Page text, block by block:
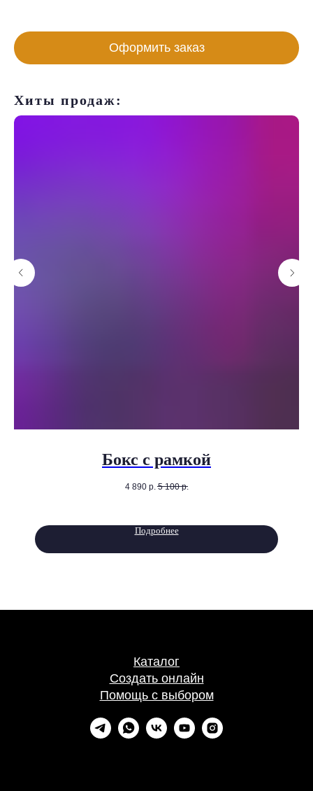
Оформить заказ
Хиты продаж:
Бокс с рамкой
4 890 р. 5 100 р.
Подробнее
Каталог
Создать онлайн
Помощь с выбором